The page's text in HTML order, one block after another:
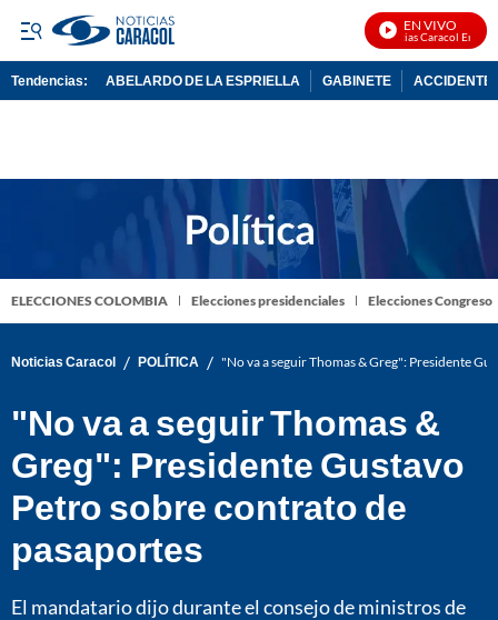
EN VIVO
Noticias Caracol En Vivo
Tendencias: ABELARDO DE LA ESPRIELLA GABINETE ACCIDENTE
ELECCIONES COLOMBIA Elecciones presidenciales Elecciones Congreso
Noticias Caracol / POLÍTICA / "No va a seguir Thomas & Greg": Presidente
"No va a seguir Thomas &
Greg": Presidente Gustavo
Petro sobre contrato de
pasaportes
El mandatario dijo durante el consejo de ministros de